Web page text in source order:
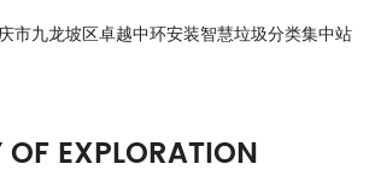
市九龙坡区卓越中环安装智慧垃圾分类集中站
OF EXPLORATION